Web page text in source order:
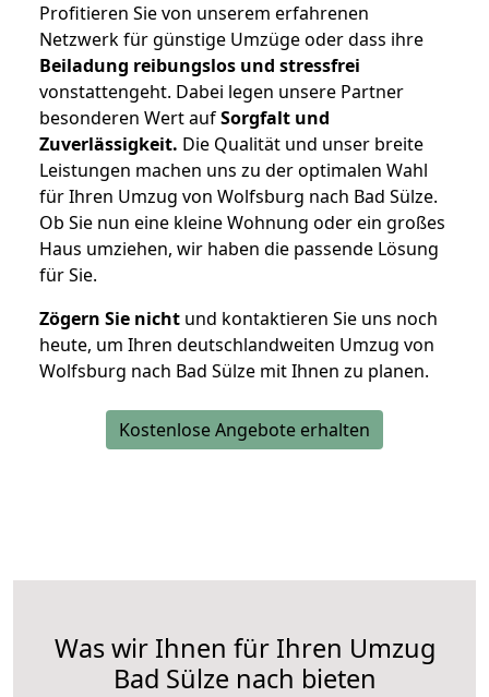
Profitieren Sie von unserem erfahrenen
Netzwerk für günstige Umzüge oder dass ihre
Beiladung reibungslos und stressfrei
vonstattengeht. Dabei legen unsere Partner
besonderen Wert aufSorgfalt und
Zuverlässigkeit. Die Qualität und unser breite
Leistungen machen uns zu der optimalen Wahl
für Ihren Umzug von Wolfsburg nach Bad Sülze.
Ob Sie nun eine kleine Wohnung oder ein großes
Haus umziehen, wir haben die passende Lösung
für Sie.
Zögern Sie nicht und kontaktieren Sie uns noch
heute, um Ihren deutschlandweiten Umzug von
Wolfsburg nach Bad Sülze mit Ihnen zu planen.
Kostenlose Angebote erhalten
Was wir Ihnen für Ihren Umzug
Bad Sülze nach bieten